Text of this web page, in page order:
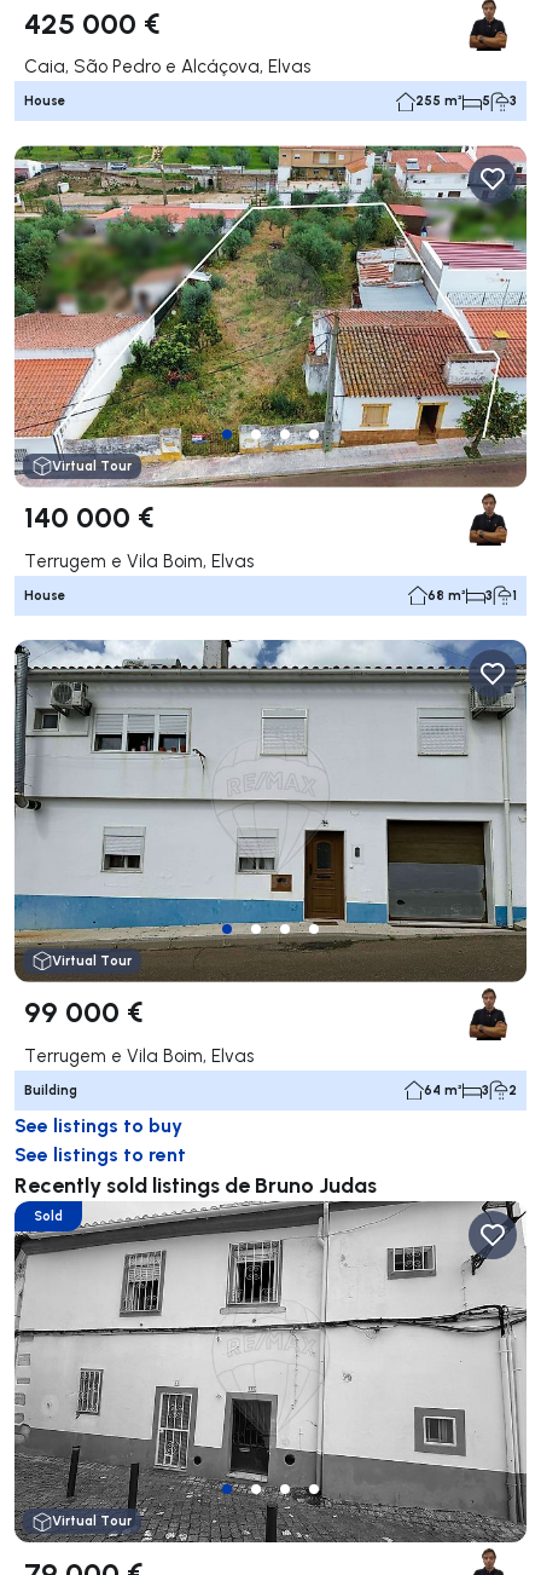
425 000 €
Caia, São Pedro e Alcáçova, Elvas
House 255 m² 5 3
Virtual Tour
140 000 €
Terrugem e Vila Boim, Elvas
House 68 m² 3 1
Virtual Tour
99 000 €
Terrugem e Vila Boim, Elvas
Building 64 m² 3 2
See listings to buy
See listings to rent
Recently sold listings de Bruno Judas
Sold
Virtual Tour